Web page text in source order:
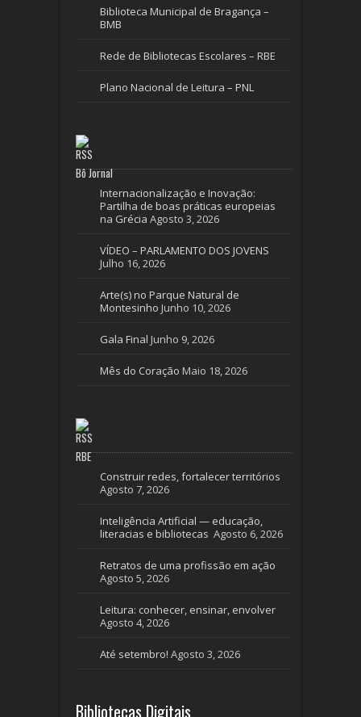
Biblioteca Municipal de Bragança –
BMB
Rede de Bibliotecas Escolares – RBE
Plano Nacional de Leitura – PNL
Bô Jornal
Internacionalização e Inovação:
Partilha de boas práticas europeias
na Grécia Agosto 3, 2026
VÍDEO – PARLAMENTO DOS JOVENS
Julho 16, 2026
Arte(s) no Parque Natural de
Montesinho Junho 10, 2026
Gala Final Junho 9, 2026
Mês do Coração Maio 18, 2026
RBE
Construir redes, fortalecer territórios
Agosto 7, 2026
Inteligência Artificial — educação,
literacias e bibliotecas Agosto 6, 2026
Retratos de uma profissão em ação
Agosto 5, 2026
Leitura: conhecer, ensinar, envolver
Agosto 4, 2026
Até setembro! Agosto 3, 2026
Bibliotecas Digitais